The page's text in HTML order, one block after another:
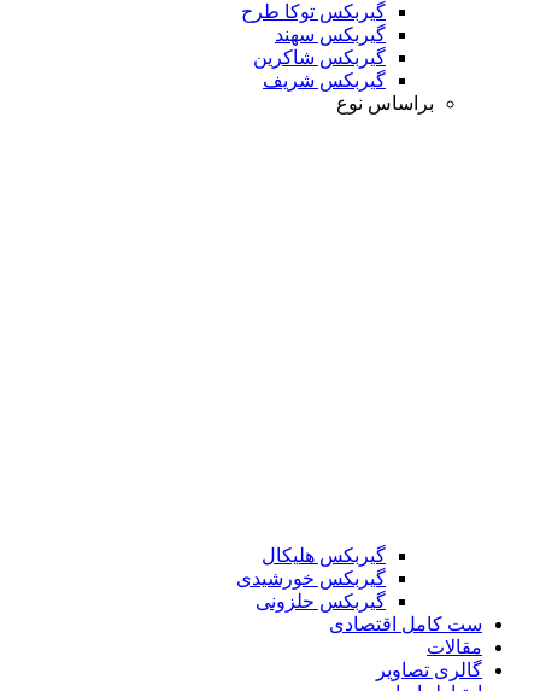
گیربکس توکا طرح
گیربکس سهند
گیربکس شاکرین
گیربکس شریف
براساس نوع
گیربکس هلیکال
گیربکس خورشیدی
گیربکس حلزونی
ست کامل اقتصادی
مقالات
گالری تصاویر